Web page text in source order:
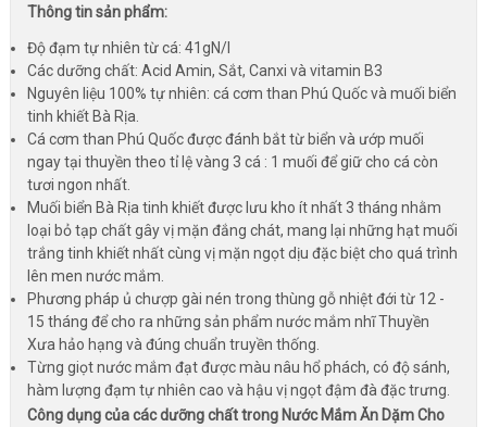
Thông tin sản phẩm:
Độ đạm tự nhiên từ cá: 41gN/l
Các dưỡng chất: Acid Amin, Sắt, Canxi và vitamin B3
Nguyên liệu 100% tự nhiên: cá cơm than Phú Quốc và muối biển
tinh khiết Bà Rịa.
Cá cơm than Phú Quốc được đánh bắt từ biển và ướp muối
ngay tại thuyền theo tỉ lệ vàng 3 cá : 1 muối để giữ cho cá còn
tươi ngon nhất.
Muối biển Bà Rịa tinh khiết được lưu kho ít nhất 3 tháng nhằm
loại bỏ tạp chất gây vị mặn đắng chát, mang lại những hạt muối
trắng tinh khiết nhất cùng vị mặn ngọt dịu đặc biệt cho quá trình
lên men nước mắm.
Phương pháp ủ chượp gài nén trong thùng gỗ nhiệt đới từ 12 -
15 tháng để cho ra những sản phẩm nước mắm nhĩ Thuyền
Xưa hảo hạng và đúng chuẩn truyền thống.
Từng giọt nước mắm đạt được màu nâu hổ phách, có độ sánh,
hàm lượng đạm tự nhiên cao và hậu vị ngọt đậm đà đặc trưng.
Công dụng của các dưỡng chất trong Nước Mắm Ăn Dặm Cho